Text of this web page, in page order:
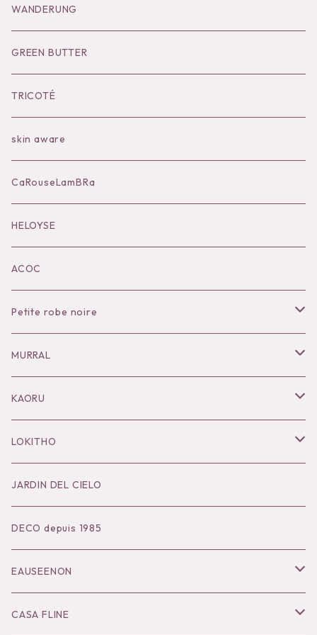
Goods
Socks
Shoes
Bilitis dix-sept ans
Tutu
Inner
Outer
Bag
Accessories
Black series
KOKO別注
Outer
Goods
Socks
Goods
WANDERUNG
GREEN BUTTER
TRICOTÉ
skin aware
CaRouseLamBRa
HELOYSE
ACOC
Petite robe noire
Necklace
Pierce
Bracelet／Bangle
Ring
Brooch
Hair Accessories
MURRAL
Outer
Tops
Bottoms
Dress
Accessories
KAORU
Necklace
Pierce
Ear Cuff
Bangle
Ring
LOKITHO
Tops
Bottoms
Dress
Knit
JARDIN DEL CIELO
DECO depuis 1985
EAUSEENON
Tops
CASA FLINE